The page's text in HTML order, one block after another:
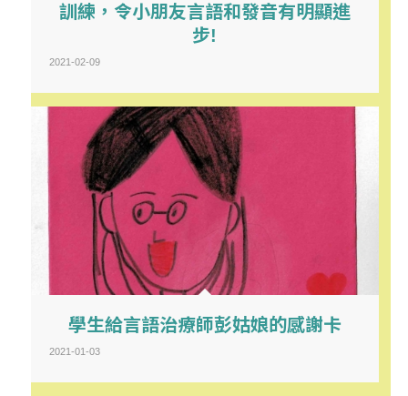
訓練，令小朋友言語和發音有明顯進
步!
2021-02-09
學生給言語治療師彭姑娘的感謝卡
2021-01-03